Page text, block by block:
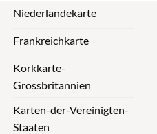
Niederlandekarte
Frankreichkarte
Korkkarte-
Grossbritannien
Karten-der-Vereinigten-
Staaten